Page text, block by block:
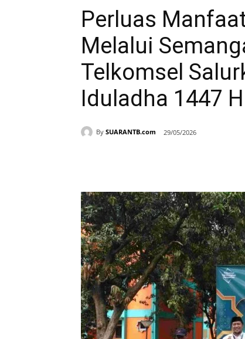
Perluas
Melalui
Telkomsel
Iduladha 1447 H
By SUARANTB.com 29/05/2026